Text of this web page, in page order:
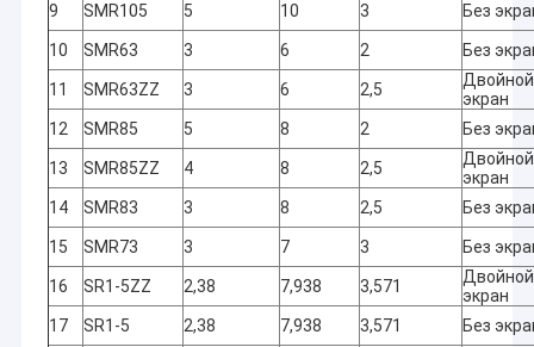
Главная страница
Продукция
О Компании
9
SMR105 5 10 3 Без
10 SMR63 3 6 2 Без
11 SMR63ZZ 3 6 2,5
Двойной
экран
12
SMR85 5 8 2 Без
13 SMR85ZZ 4 8 2,5
Двойной
экран
14
SMR83 3 8 2,5 Без
15 SMR73 3 7 3 Без
16 SR1-5ZZ 2,38 7,938 3,571
Двойной
экран
17
SR1-5 2,38 7,938 3,571
Без
Нам нужны
небольшие
изменения в нашей
жизни, чтобы
сделать ее ярче.
калибровка
ручного
управления
внешних